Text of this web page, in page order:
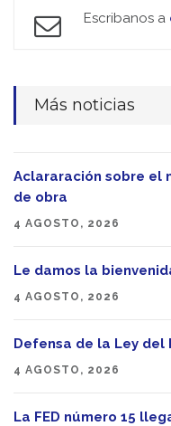
Escribanos a
Más noticias
Aclararación sobre el
de obra
4 AGOSTO, 2026
Le damos la
4 AGOSTO, 2026
Defensa de la Ley del
4 AGOSTO, 2026
La FED número 15